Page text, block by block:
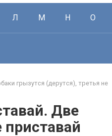
Л М Н О
грызутся (дерутся), третья не
Две
приставай